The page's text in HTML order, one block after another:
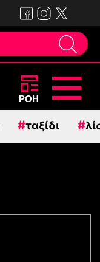
ΡΟΗ
#ταξίδι #